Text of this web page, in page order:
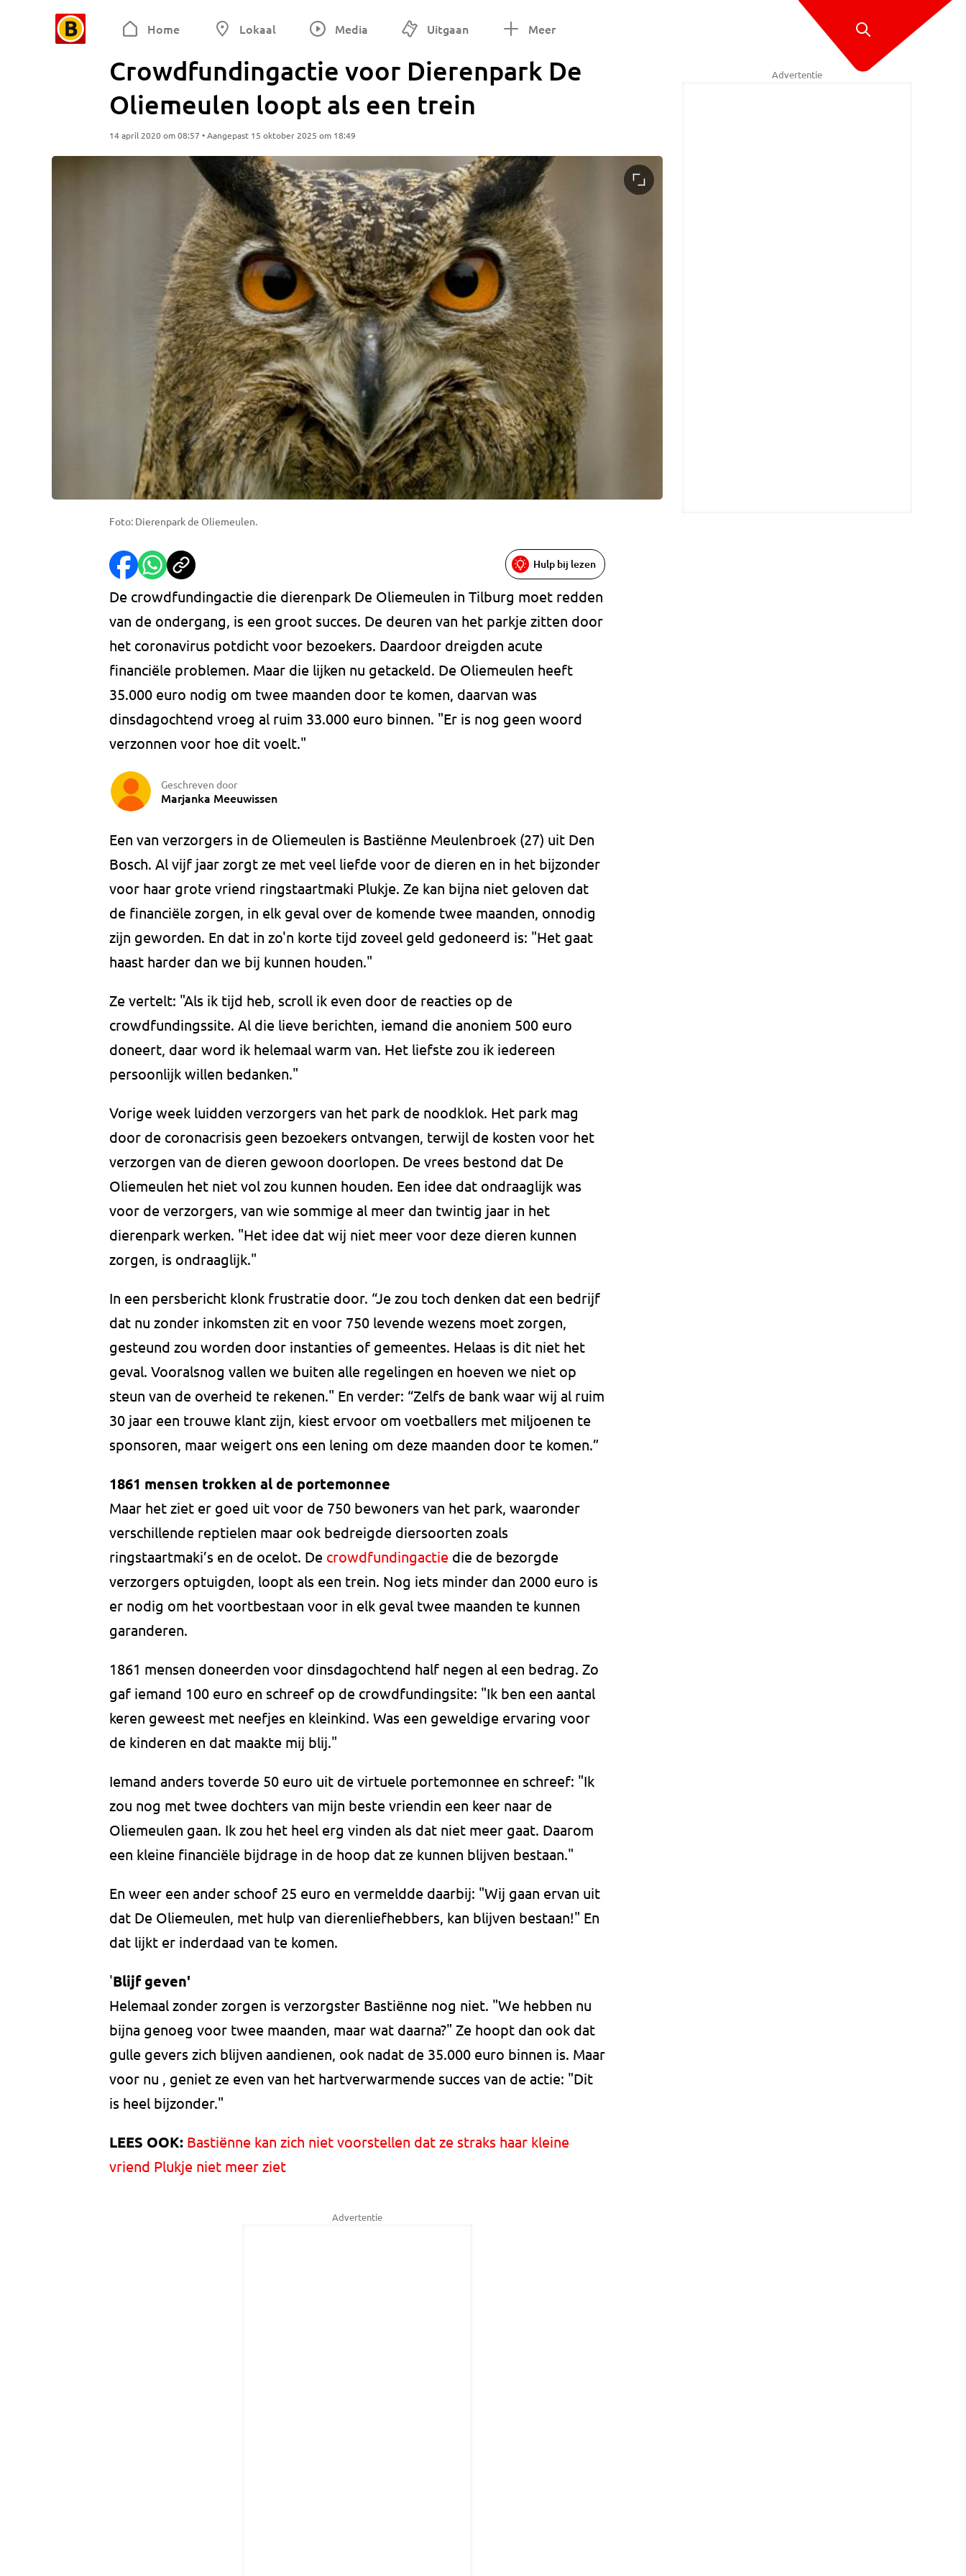
Home Lokaal Media Uitgaan Meer
Crowdfundingactie voor Dierenpark De
Oliemeulen loopt als een trein
14 april 2020 om 08:57 • Aangepast 15 oktober 2025 om 18:49
Foto: Dierenpark de Oliemeulen.
Hulp bij lezen
De crowdfundingactie die dierenpark De Oliemeulen in Tilburg moet redden
van de ondergang, is een groot succes. De deuren van het parkje zitten door
het coronavirus potdicht voor bezoekers. Daardoor dreigden acute
financiële problemen. Maar die lijken nu getackeld. De Oliemeulen heeft
35.000 euro nodig om twee maanden door te komen, daarvan was
dinsdagochtend vroeg al ruim 33.000 euro binnen. "Er is nog geen woord
verzonnen voor hoe dit voelt."
Geschreven door
Marjanka Meeuwissen
Een van verzorgers in de Oliemeulen is Bastiënne Meulenbroek (27) uit Den
Bosch. Al vijf jaar zorgt ze met veel liefde voor de dieren en in het bijzonder
voor haar grote vriend ringstaartmaki Plukje. Ze kan bijna niet geloven dat
de financiële zorgen, in elk geval over de komende twee maanden, onnodig
zijn geworden. En dat in zo'n korte tijd zoveel geld gedoneerd is: "Het gaat
haast harder dan we bij kunnen houden."
Ze vertelt: "Als ik tijd heb, scroll ik even door de reacties op de
crowdfundingssite. Al die lieve berichten, iemand die anoniem 500 euro
doneert, daar word ik helemaal warm van. Het liefste zou ik iedereen
persoonlijk willen bedanken."
Vorige week luidden verzorgers van het park de noodklok. Het park mag
door de coronacrisis geen bezoekers ontvangen, terwijl de kosten voor het
verzorgen van de dieren gewoon doorlopen. De vrees bestond dat De
Oliemeulen het niet vol zou kunnen houden. Een idee dat ondraaglijk was
voor de verzorgers, van wie sommige al meer dan twintig jaar in het
dierenpark werken. "Het idee dat wij niet meer voor deze dieren kunnen
zorgen, is ondraaglijk."
In een persbericht klonk frustratie door. “Je zou toch denken dat een bedrijf
dat nu zonder inkomsten zit en voor 750 levende wezens moet zorgen,
gesteund zou worden door instanties of gemeentes. Helaas is dit niet het
geval. Vooralsnog vallen we buiten alle regelingen en hoeven we niet op
steun van de overheid te rekenen." En verder: “Zelfs de bank waar wij al ruim
30 jaar een trouwe klant zijn, kiest ervoor om voetballers met miljoenen te
sponsoren, maar weigert ons een lening om deze maanden door te komen.”
1861 mensen trokken al de portemonnee
Maar het ziet er goed uit voor de 750 bewoners van het park, waaronder
verschillende reptielen maar ook bedreigde diersoorten zoals
ringstaartmaki’s en de ocelot. De crowdfundingactie die de bezorgde
verzorgers optuigden, loopt als een trein. Nog iets minder dan 2000 euro is
er nodig om het voortbestaan voor in elk geval twee maanden te kunnen
garanderen.
1861 mensen doneerden voor dinsdagochtend half negen al een bedrag. Zo
gaf iemand 100 euro en schreef op de crowdfundingsite: "Ik ben een aantal
keren geweest met neefjes en kleinkind. Was een geweldige ervaring voor
de kinderen en dat maakte mij blij."
Iemand anders toverde 50 euro uit de virtuele portemonnee en schreef: "Ik
zou nog met twee dochters van mijn beste vriendin een keer naar de
Oliemeulen gaan. Ik zou het heel erg vinden als dat niet meer gaat. Daarom
een kleine financiële bijdrage in de hoop dat ze kunnen blijven bestaan."
En weer een ander schoof 25 euro en vermeldde daarbij: "Wij gaan ervan uit
dat De Oliemeulen, met hulp van dierenliefhebbers, kan blijven bestaan!" En
dat lijkt er inderdaad van te komen.
'Blijf geven'
Helemaal zonder zorgen is verzorgster Bastiënne nog niet. "We hebben nu
bijna genoeg voor twee maanden, maar wat daarna?" Ze hoopt dan ook dat
gulle gevers zich blijven aandienen, ook nadat de 35.000 euro binnen is. Maar
voor nu , geniet ze even van het hartverwarmende succes van de actie: "Dit
is heel bijzonder."
LEES OOK: Bastiënne kan zich niet voorstellen dat ze straks haar kleine
vriend Plukje niet meer ziet
Advertentie
Advertentie